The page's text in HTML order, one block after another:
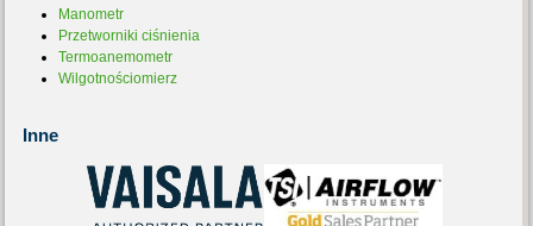
Manometr
Przetworniki ciśnienia
Termoanemometr
Wilgotnościomierz
Inne